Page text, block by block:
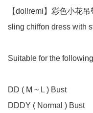
【dollremi】彩色小花
sling chiffon dress with
Suitable for the
DD ( M ~ L ) Bust
DDDY ( Normal ) Bust